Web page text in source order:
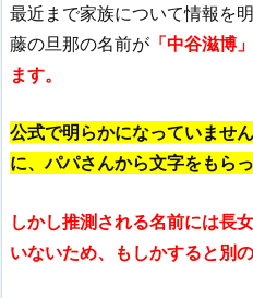
最近まで家族について情報を
藤の旦那の名前が 「中谷滋博
ます。
公式で明らかになっていませ
に、パパさんから文字をもら
しかし推測される名前には長
いないため、もしかすると別